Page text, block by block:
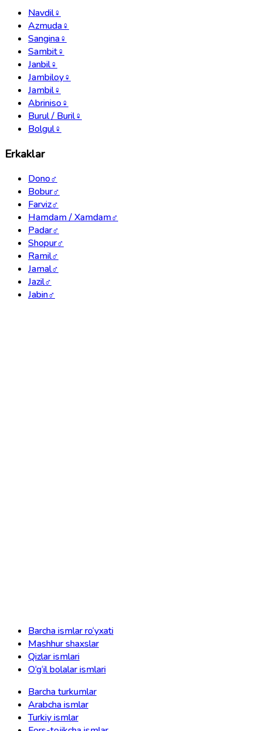
Navdil♀
Azmuda♀
Sangina♀
Sambit♀
Janbil♀
Jambiloy♀
Jambil♀
Abriniso♀
Burul / Buril♀
Bolgul♀
Erkaklar
Dono♂
Bobur♂
Farviz♂
Hamdam / Xamdam♂
Padar♂
Shopur♂
Ramil♂
Jamal♂
Jazil♂
Jabin♂
Barcha ismlar ro‘yxati
Mashhur shaxslar
Qizlar ismlari
O‘g‘il bolalar ismlari
Barcha turkumlar
Arabcha ismlar
Turkiy ismlar